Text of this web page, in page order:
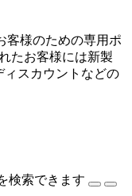
客様のための専用ポ
たお客様には新製
ィスカウントなどの
検索できます